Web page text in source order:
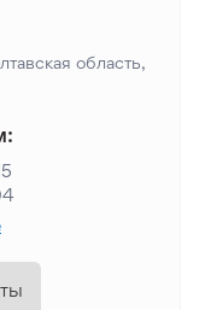
область,